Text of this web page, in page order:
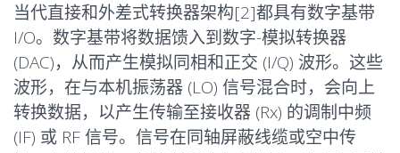
当代直接和外差式转换器架构[2]都具有数字基带
I/O。数字基带将数据馈入到数字-模拟转换器
(DAC)，从而产生模拟同相和正交 (I/Q) 波形。这些
波形，在与本机振荡器 (LO) 信号混合时，会向上
转换数据，以产生传输至接收器 (Rx) 的调制中频
(IF) 或 RF 信号。信号在同轴屏蔽线缆或空中传